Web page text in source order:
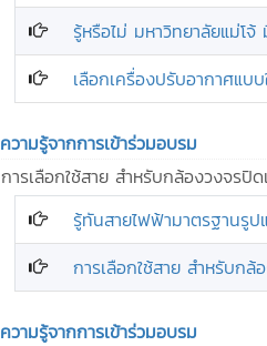
รู้หรือไม่ มหาวิทยาลัยแม่โ
เลือกเครื่องปรับอากาศแบ
ความรู้จากการเข้าร่วมอบรม
การเลือกใช้สาย สำหรับกล้องวงจรปิ
รู้ทันสายไฟฟ้ามาตรฐานรู
การเลือกใช้สาย สำหรับก
ความรู้จากการเข้าร่วมอบรม